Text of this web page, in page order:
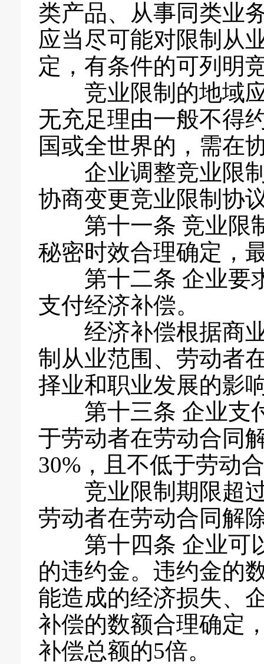
类产品、从事同类业
应当尽可能对限制从
定，有条件的可列明
竞业限制的地域
无充足理由一般不得
国或全世界的，需在
企业调整竞业限
协商变更竞业限制协
第十一条 竞业限
秘密时效合理确定，
第十二条 企业要
支付经济补偿。
经济补偿根据商
制从业范围、劳动者
择业和职业发展的影
第十三条 企业支
于劳动者在劳动合同
30%，且不低于劳动
竞业限制期限超
劳动者在劳动合同解
第十四条 企业可
的违约金。违约金的
能造成的经济损失、
补偿的数额合理确定
补偿总额的5倍。